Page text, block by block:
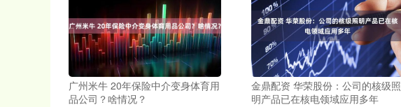
广州米牛 20年保险中介变身体育用
品公司？啥情况？
金鼎配资 华荣股份：公司的核级照
明产品已在核电领域应用多年